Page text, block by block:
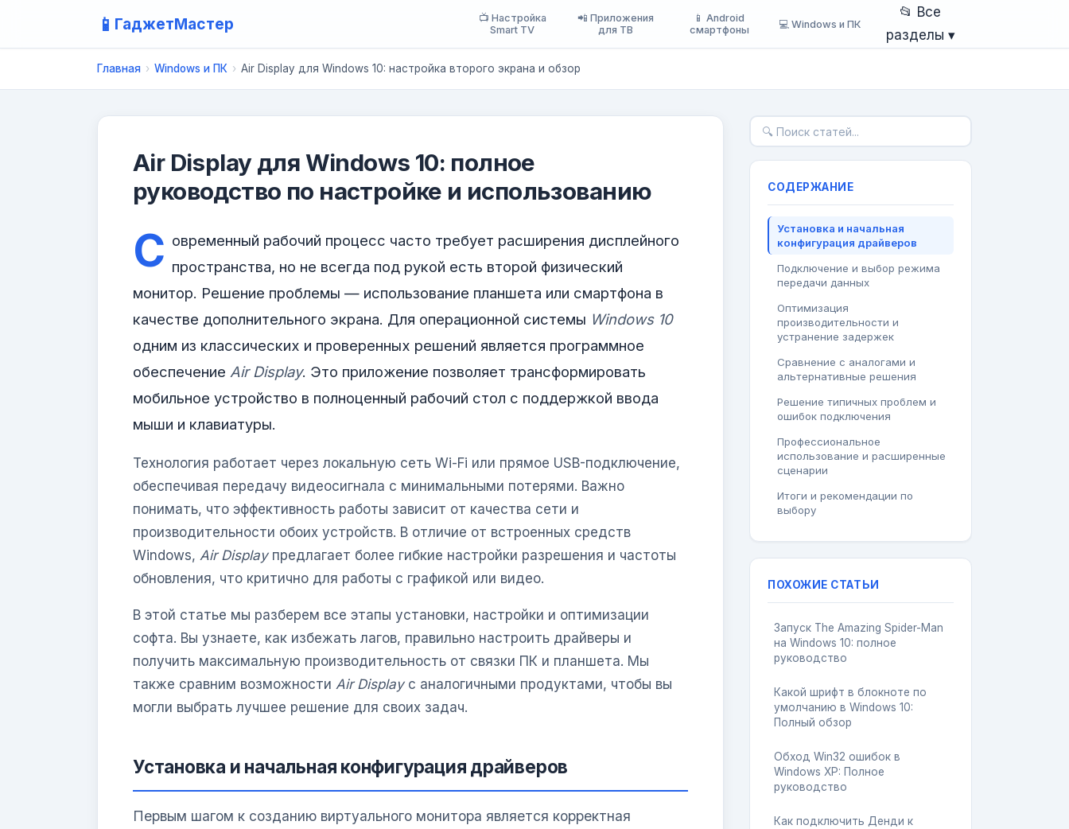
📱 ГаджетМастер
📺 Настройка
Smart TV
📲 Приложения
для ТВ
📱 Android
смартфоны
💻 Windows и ПК
📂 Все
разделы ▾
Главная › Windows и ПК › Air Display для Windows 10: настройка второго экрана и обзор
Air Display для Windows 10: полное
руководство по настройке и использованию
С овременный рабочий процесс часто требует расширения дисплейного
пространства, но не всегда под рукой есть второй физический
монитор. Решение проблемы — использование планшета или смартфона в
качестве дополнительного экрана. Для операционной системы Windows 10
одним из классических и проверенных решений является программное
обеспечение Air Display. Это приложение позволяет трансформировать
мобильное устройство в полноценный рабочий стол с поддержкой ввода
мыши и клавиатуры.
Технология работает через локальную сеть Wi-Fi или прямое USB-подключение,
обеспечивая передачу видеосигнала с минимальными потерями. Важно
понимать, что эффективность работы зависит от качества сети и
производительности обоих устройств. В отличие от встроенных средств
Windows, Air Displayпредлагает более гибкие настройки разрешения и частоты
обновления, что критично для работы с графикой или видео.
В этой статье мы разберем все этапы установки, настройки и оптимизации
софта. Вы узнаете, как избежать лагов, правильно настроить драйверы и
получить максимальную производительность от связки ПК и планшета. Мы
также сравним возможности Air Displayс аналогичными продуктами, чтобы вы
могли выбрать лучшее решение для своих задач.
Установка и начальная конфигурация драйверов
Первым шагом к созданию виртуального монитора является корректная
СОДЕРЖАНИЕ
Установка и начальная
конфигурация драйверов
Подключение и выбор режима
передачи данных
Оптимизация
производительности и
устранение задержек
Сравнение с аналогами и
альтернативные решения
Решение типичных проблем и
ошибок подключения
Профессиональное
использование и расширенные
сценарии
Итоги и рекомендации по
выбору
ПОХОЖИЕ СТАТЬИ
Запуск The Amazing Spider-Man
на Windows 10: полное
руководство
Какой шрифт в блокноте по
умолчанию в Windows 10:
Полный обзор
Обход Win32 ошибок в
Windows XP: Полное
руководство
Как подключить Денди к